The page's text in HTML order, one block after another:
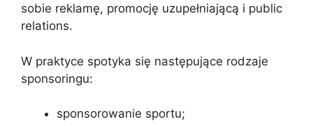
sobie reklamę, promocję uzupełniającą i public
relations.
W praktyce spotyka się następujące rodzaje
sponsoringu:
sponsorowanie sportu;